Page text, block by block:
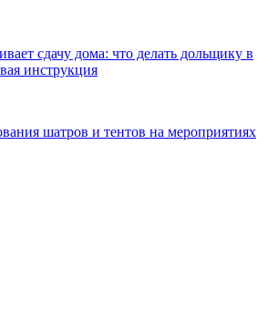
сдачу дома: что делать дольщику в
инструкция
шатров и тентов на мероприятиях